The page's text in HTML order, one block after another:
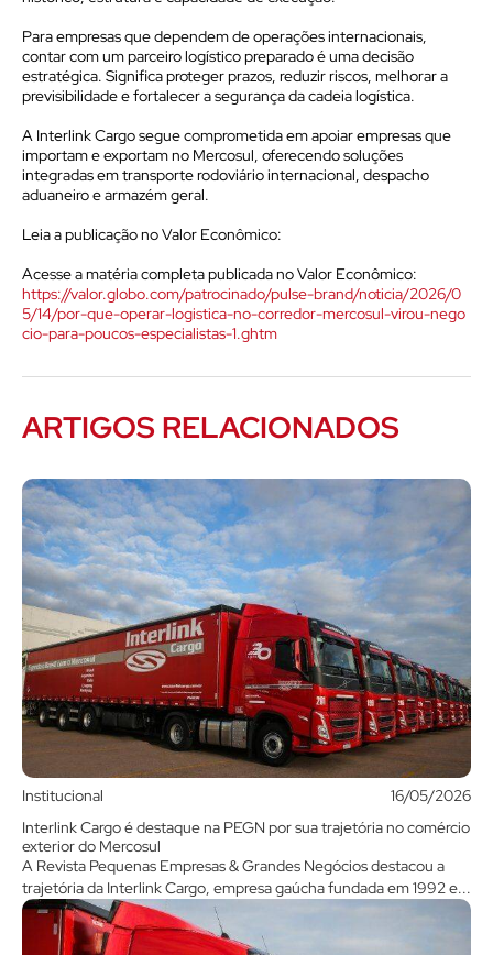
Para empresas que dependem de operações internacionais,
contar com um parceiro logístico preparado é uma decisão
estratégica. Significa proteger prazos, reduzir riscos, melhorar a
previsibilidade e fortalecer a segurança da cadeia logística.
A Interlink Cargo segue comprometida em apoiar empresas que
importam e exportam no Mercosul, oferecendo soluções
integradas em transporte rodoviário internacional, despacho
aduaneiro e armazém geral.
Leia a publicação no Valor Econômico:
Acesse a matéria completa publicada no Valor Econômico:
https://valor.globo.com/patrocinado/pulse-brand/noticia/2026/0
5/14/por-que-operar-logistica-no-corredor-mercosul-virou-nego
cio-para-poucos-especialistas-1.ghtm
ARTIGOS RELACIONADOS
Institucional 16/05/2026
Interlink Cargo é destaque na PEGN por sua trajetória no comércio
exterior do Mercosul
A Revista Pequenas Empresas & Grandes Negócios destacou a
trajetória da Interlink Cargo, empresa gaúcha fundada em 1992 e...